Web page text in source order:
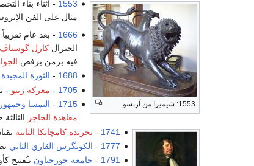
1553: شيميرا من آرتسو
1553 - أثناء بناء
مثال على الفن
1666 - بعد عام
الجنرال كارل گوستاڤ
فيه برمن برفض
1688
- الثورة المجيدة
1705
- معركة زيبو -
1715
- النمسا
معاهدة الحاجز
1741
- تجريدة كامچاتكا الثانية
1777
- الكونگرس القاري الثاني
1791
- جامعة جورجتاون تـُفتتح